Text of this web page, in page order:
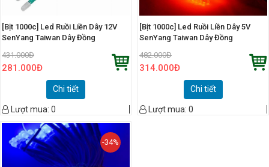
[Bịt 1000c] Led Ruồi Liền Dây 12V
SenYang Taiwan Dây Đồng
431.000Đ
281.000Đ
Chi tiết
Lượt mua: 0
[Bịt 1000c] Led Ruồi Liền Dây 5V
SenYang Taiwan Dây Đồng
482.000Đ
314.000Đ
Chi tiết
Lượt mua: 0
-34%